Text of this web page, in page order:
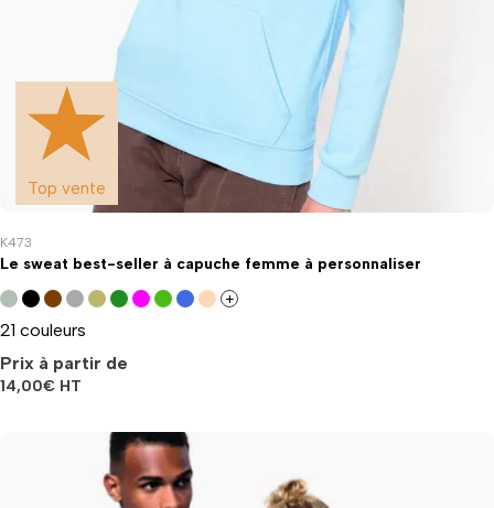
Top vente
K473
Le sweat best-seller à capuche femme à personnaliser
+
21 couleurs
Prix à partir de
14,00€ HT